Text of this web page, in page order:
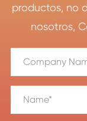
productos, no
nosotros,